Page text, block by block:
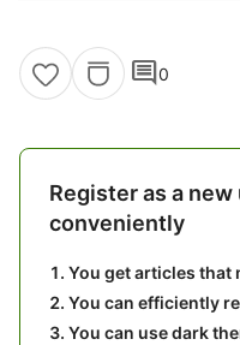
comment0
Register as a
conveniently
You get articles that
You can efficiently
You can use dark